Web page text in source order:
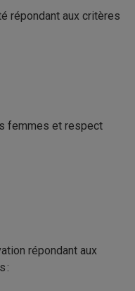
répondant aux critères
femmes et respect
répondant aux
: